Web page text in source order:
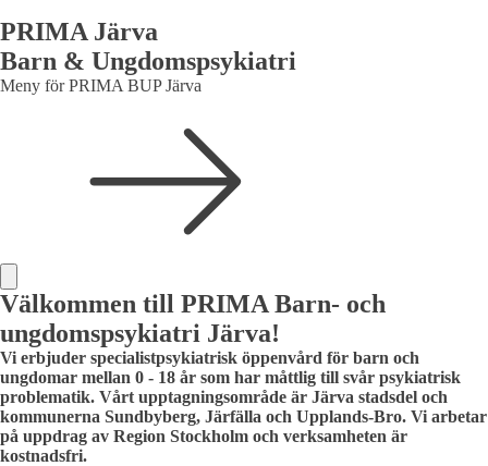
PRIMA Järva
Barn & Ungdomspsykiatri
Meny för PRIMA BUP Järva
Välkommen till PRIMA Barn- och
ungdomspsykiatri Järva!
Vi erbjuder specialistpsykiatrisk öppenvård för barn och
ungdomar mellan 0 - 18 år som har måttlig till svår psykiatrisk
problematik. Vårt upptagningsområde är Järva stadsdel och
kommunerna Sundbyberg, Järfälla och Upplands-Bro. Vi arbetar
på uppdrag av Region Stockholm och verksamheten är
kostnadsfri.